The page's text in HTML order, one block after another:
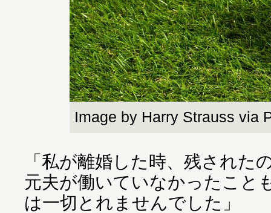
Image by Harry Strauss via
「私が離婚した時、残された
元夫が働いていなかったこと
は一切とれませんでした」